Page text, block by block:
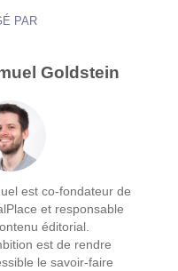
PAR
Goldstein
est co-fondateur de
et responsable
éditorial.
est de rendre
le savoir-faire